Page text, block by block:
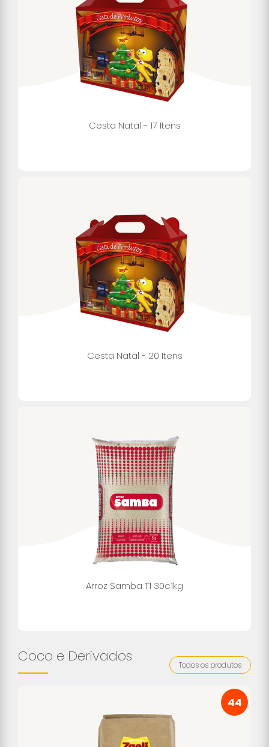
Cesta Natal - 17 Itens
Cesta Natal - 20 Itens
Arroz Samba T1 30c1kg
Coco e Derivados Todos os produtos
44